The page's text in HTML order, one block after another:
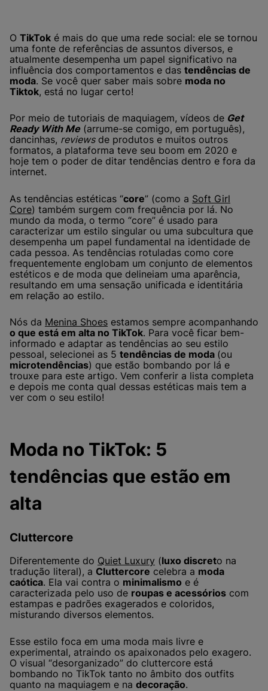
O TikTok é mais do que uma rede social: ele se tornou
uma fonte de referências de assuntos diversos, e
atualmente desempenha um papel significativo na
influência dos comportamentos e das tendências de
moda. Se você quer saber mais sobre moda no
Tiktok, está no lugar certo!
Por meio de tutoriais de maquiagem, vídeos de Get
Ready With Me(arrume-se comigo, em português),
dancinhas, reviewsde produtos e muitos outros
formatos, a plataforma teve seu boom em 2020 e
hoje tem o poder de ditar tendências dentro e fora da
internet.
As tendências estéticas “core” (como a Soft Girl
Core) também surgem com frequência por lá. No
mundo da moda, o termo “core” é usado para
caracterizar um estilo singular ou uma subcultura que
desempenha um papel fundamental na identidade de
cada pessoa. As tendências rotuladas como core
frequentemente englobam um conjunto de elementos
estéticos e de moda que delineiam uma aparência,
resultando em uma sensação unificada e identitária
em relação ao estilo.
Nós da Menina Shoes estamos sempre acompanhando
o que está em alta no TikTok. Para você ficar bem-
informado e adaptar as tendências ao seu estilo
pessoal, selecionei as 5 tendências de moda (ou
microtendências) que estão bombando por lá e
trouxe para este artigo. Vem conferir a lista completa
e depois me conta qual dessas estéticas mais tem a
ver com o seu estilo!
Moda no TikTok: 5
tendências que estão em
alta
Cluttercore
Diferentemente do Quiet Luxury (luxo discreto na
tradução literal), a Cluttercore celebra a moda
caótica. Ela vai contra o minimalismo e é
caracterizada pelo uso de roupas e acessórios com
estampas e padrões exagerados e coloridos,
misturando diversos elementos.
Esse estilo foca em uma moda mais livre e
experimental, atraindo os apaixonados pelo exagero.
O visual “desorganizado” do cluttercore está
bombando no TikTok tanto no âmbito dos outfits
quanto na maquiagem e na decoração.